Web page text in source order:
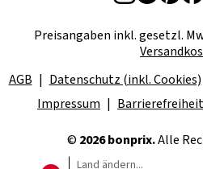
Preisangaben inkl. gesetzl.
AGB
Datenschutz (inkl. Cookies)
Impressum
Barrierefreiheit
© 2026 bonprix.Alle
Land ändern...